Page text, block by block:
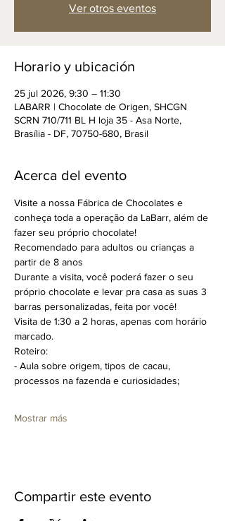
Ver otros eventos
Horario y ubicación
25 jul 2026, 9:30 – 11:30
LABARR | Chocolate de Origen, SHCGN
SCRN 710/711 BL H loja 35 - Asa Norte,
Brasília - DF, 70750-680, Brasil
Acerca del evento
Visite a nossa Fábrica de Chocolates e
conheça toda a operação da LaBarr, além de
fazer seu próprio chocolate!
Recomendado para adultos ou crianças a
partir de 8 anos
Durante a visita, você poderá fazer o seu
próprio chocolate e levar pra casa as suas 3
barras personalizadas, feita por você!
Visita de 1:30 a 2 horas, apenas com horário
marcado.
Roteiro:
- Aula sobre origem, tipos de cacau,
processos na fazenda e curiosidades;
Mostrar más
Compartir este evento